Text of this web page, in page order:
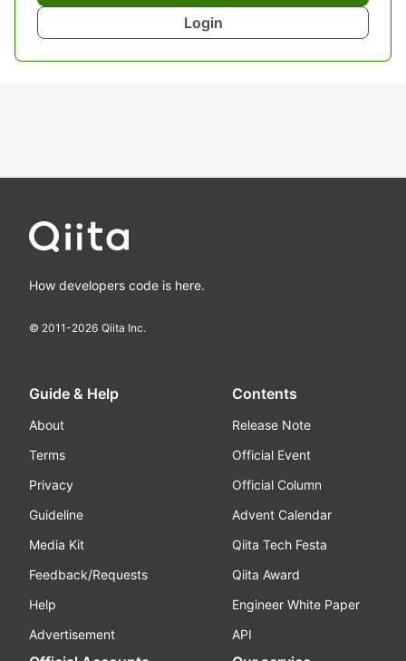
Login
How developers code is here.
© 2011-2026 Qiita Inc.
Guide & Help
About
Terms
Privacy
Guideline
Media Kit
Feedback/Requests
Help
Advertisement
Contents
Release Note
Official Event
Official Column
Advent Calendar
Qiita Tech Festa
Qiita Award
Engineer White Paper
API